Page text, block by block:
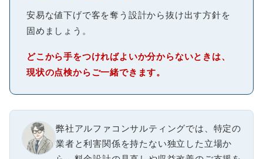
安易な値下げで客を奪う設計から抜け出す方針を
固めましょう。
どこから手をつければよいか分からないときは、
現状の点検からご一緒できます。
弊社アルファコンサルティングでは、特定の
業者と利害関係を持たない独立した立場か